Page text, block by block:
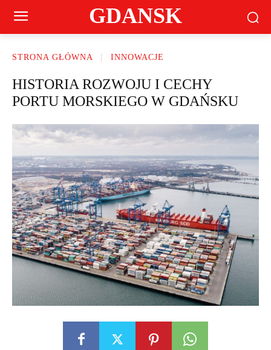
GDANSK
STRONA GŁÓWNA INNOWACJE
HISTORIA ROZWOJU I CECHY
PORTU MORSKIEGO W GDAŃSKU